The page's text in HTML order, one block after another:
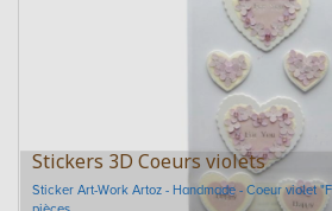
Stickers 3D Coeurs violets
Sticker Art-Work Artoz - Handmade - Coeur violet